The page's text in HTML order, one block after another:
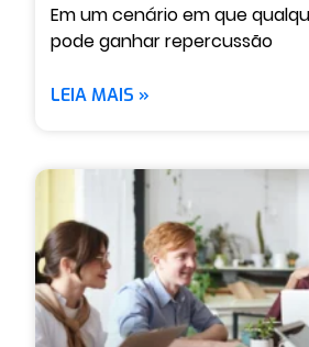
Em um cenário em que
pode ganhar repercussão
LEIA MAIS »